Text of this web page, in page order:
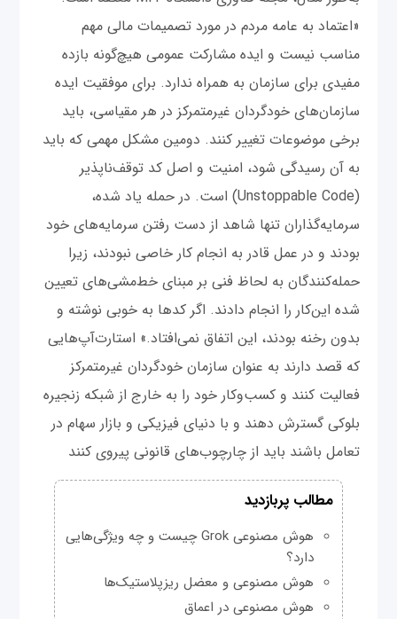
«اعتماد به عامه مردم در مورد تصمیمات مالی مهم
مناسب نیست و ایده مشارکت عمومی هیچ‌گونه بازده
مفیدی برای سازمان به همراه ندارد. برای موفقیت ایده
سازمان‌های خودگردان غیرمتمرکز در هر مقیاسی، باید
برخی موضوعات تغییر کنند. دومین مشکل مهمی که باید
به آن رسیدگی شود، امنیت و اصل کد توقف‌ناپذیر
(Unstoppable Code) است. در حمله یاد شده،
سرمایه‌گذاران تنها شاهد از دست رفتن سرمایه‌های خود
بودند و در عمل قادر به انجام کار خاصی نبودند، زیرا
حمله‌کنندگان به لحاظ فنی بر مبنای خط‌مشی‌های تعیین
شده این‌کار را انجام دادند. اگر کدها به خوبی نوشته و
بدون رخنه بودند، این اتفاق نمی‌افتاد.» استارت‌آپ‌هایی
که قصد دارند به عنوان سازمان خودگردان غیرمتمرکز
فعالیت کنند و کسب‌وکار خود را به خارج از شبکه زنجیره
بلوکی گسترش دهند و با دنیای فیزیکی و بازار سهام در
تعامل باشند باید از چارچوب‌های قانونی پیروی کنند
مطالب پربازدید
هوش مصنوعی Grok چیست و چه ویژگی‌هایی
دارد؟
هوش مصنوعی و معضل ریزپلاستیک‌ها
هوش مصنوعی در اعماق